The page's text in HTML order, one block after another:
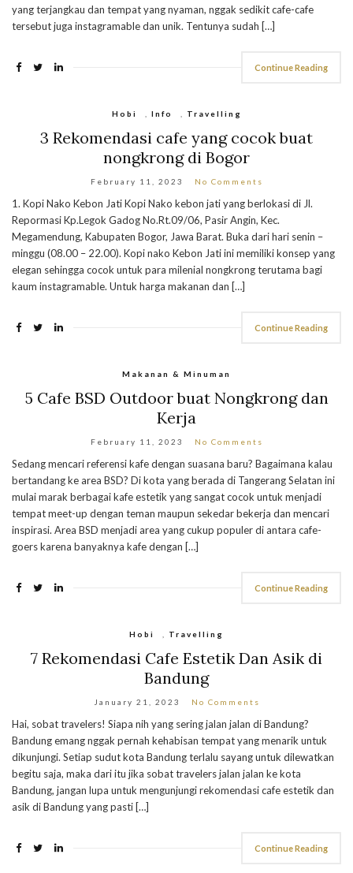
yang terjangkau dan tempat yang nyaman, nggak sedikit cafe-cafe
tersebut juga instagramable dan unik. Tentunya sudah […]
Continue Reading
Hobi Info Travelling
3 Rekomendasi cafe yang cocok buat
nongkrong di Bogor
February 11, 2023 No Comments
1. Kopi Nako Kebon Jati Kopi Nako kebon jati yang berlokasi di Jl.
Repormasi Kp.Legok Gadog No.Rt.09/06, Pasir Angin, Kec.
Megamendung, Kabupaten Bogor, Jawa Barat. Buka dari hari senin –
minggu (08.00 – 22.00). Kopi nako Kebon Jati ini memiliki konsep yang
elegan sehingga cocok untuk para milenial nongkrong terutama bagi
kaum instagramable. Untuk harga makanan dan […]
Continue Reading
Makanan & Minuman
5 Cafe BSD Outdoor buat Nongkrong dan
Kerja
February 11, 2023 No Comments
Sedang mencari referensi kafe dengan suasana baru? Bagaimana kalau
bertandang ke area BSD? Di kota yang berada di Tangerang Selatan ini
mulai marak berbagai kafe estetik yang sangat cocok untuk menjadi
tempat meet-up dengan teman maupun sekedar bekerja dan mencari
inspirasi. Area BSD menjadi area yang cukup populer di antara cafe-
goers karena banyaknya kafe dengan […]
Continue Reading
Hobi Travelling
7 Rekomendasi Cafe Estetik Dan Asik di
Bandung
January 21, 2023 No Comments
Hai, sobat travelers! Siapa nih yang sering jalan jalan di Bandung?
Bandung emang nggak pernah kehabisan tempat yang menarik untuk
dikunjungi. Setiap sudut kota Bandung terlalu sayang untuk dilewatkan
begitu saja, maka dari itu jika sobat travelers jalan jalan ke kota
Bandung, jangan lupa untuk mengunjungi rekomendasi cafe estetik dan
asik di Bandung yang pasti […]
Continue Reading